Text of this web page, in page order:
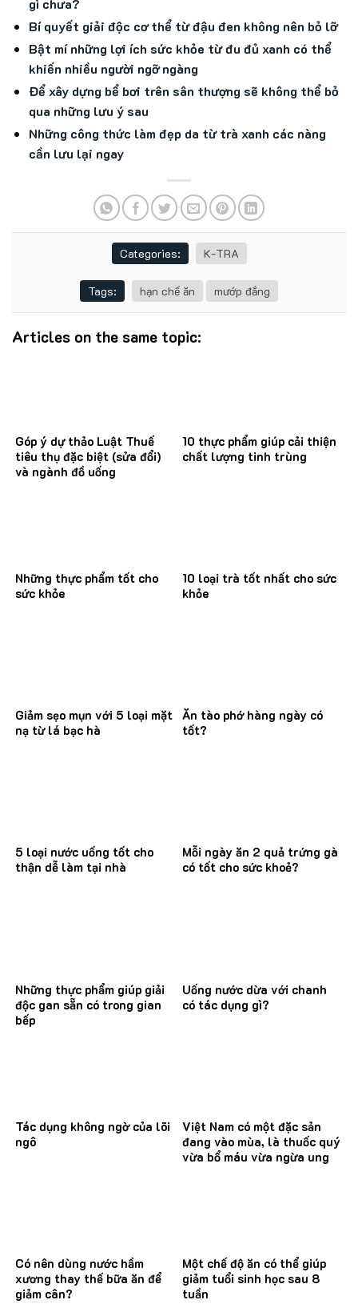
Bí quyết giải độc cơ thể từ đậu đen không nên bỏ lỡ
Bật mí những lợi ích sức khỏe từ đu đủ xanh có thể
khiến nhiều người ngỡ ngàng
Để xây dựng bể bơi trên sân thượng sẽ không thể bỏ
qua những lưu ý sau
Những công thức làm đẹp da từ trà xanh các nàng
cần lưu lại ngay
Categories: K-TRA
Tags: hạn chế ăn mướp đắng
Articles on the same topic:
Góp ý dự thảo Luật Thuế
tiêu thụ đặc biệt (sửa đổi)
và ngành đồ uống
10 thực phẩm giúp cải thiện
chất lượng tinh trùng
Những thực phẩm tốt cho
sức khỏe
10 loại trà tốt nhất cho sức
khỏe
Giảm sẹo mụn với 5 loại mặt
nạ từ lá bạc hà
Ăn tào phớ hàng ngày có
tốt?
5 loại nước uống tốt cho
thận dễ làm tại nhà
Mỗi ngày ăn 2 quả trứng gà
có tốt cho sức khoẻ?
Những thực phẩm giúp giải
độc gan sẵn có trong gian
bếp
Uống nước dừa với chanh
có tác dụng gì?
Tác dụng không ngờ của lõi
ngô
Việt Nam có một đặc sản
đang vào mùa, là thuốc quý
vừa bổ máu vừa ngừa ung
Có nên dùng nước hầm
xương thay thế bữa ăn để
giảm cân?
Một chế độ ăn có thể giúp
giảm tuổi sinh học sau 8
tuần